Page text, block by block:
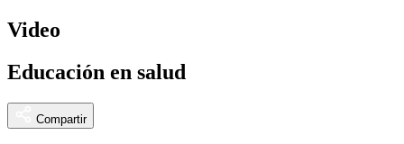
Video
Educación en salud
Compartir